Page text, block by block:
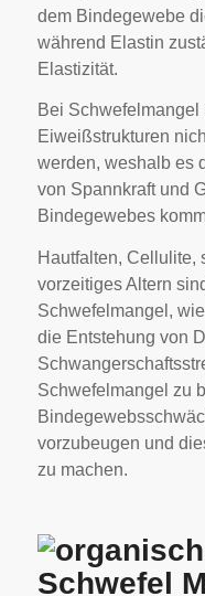
dem Bindegewebe
während Elastin
Elastizität.
Bei
Eiweißstrukturen
werden, weshalb es
von Spannkraft und
Bindegewebes
Hautfalten, Cellulite,
vorzeitiges Altern
Schwefelmangel,
die Entstehung von
Schwefelmangel zu
vorzubeugen und
zu machen.